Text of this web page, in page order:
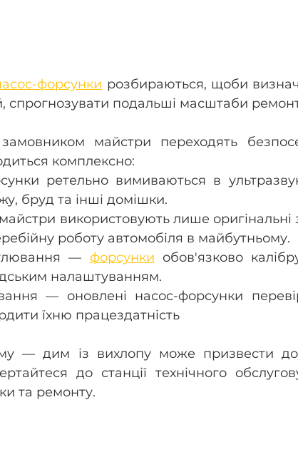
форсунки розбираються, щоби
подальші масштаби
майстри переходять
комплексно:
ретельно вимиваються в
бруд та інші домішки.
використовують лише оригінальні
роботу автомобіля в майбутньому.
— форсунки обов'язково
налаштуванням.
— оновлені насос-форсунки
їхню працездатність
— дим із вихлопу може призвести
до станції технічного
та ремонту.